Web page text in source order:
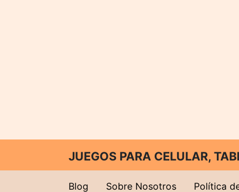
JUEGOS PARA CELULAR,
Blog Sobre Nosotros Política